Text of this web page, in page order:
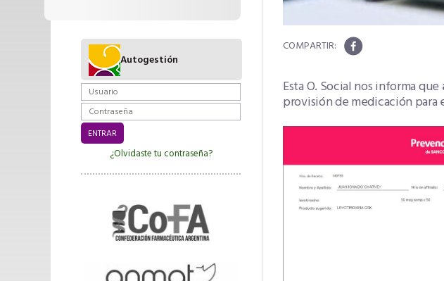
Autogestión
¿Olvidaste tu contraseña?
Esta O. Social nos informa que
provisión de medicación